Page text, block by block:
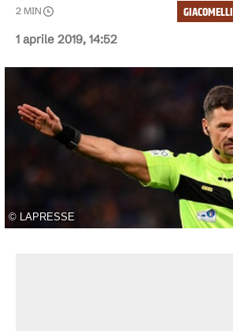
1 aprile 2019, 14:52
2 MIN GIACOMELLI
© LAPRESSE